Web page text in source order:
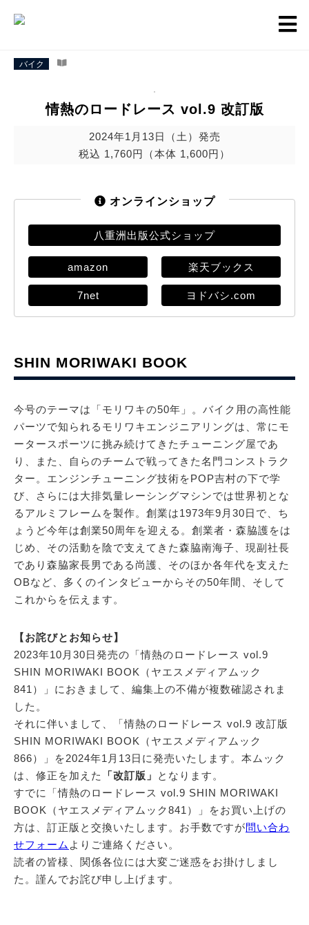
バイク
情熱のロードレース vol.9 改訂版
2024年1月13日（土）発売
税込 1,760円（本体 1,600円）
オンラインショップ
八重洲出版公式ショップ
amazon 楽天ブックス
7net ヨドバシ.com
SHIN MORIWAKI BOOK
今号のテーマは「モリワキの50年」。バイク用の高性能
パーツで知られるモリワキエンジニアリングは、常にモ
ータースポーツに挑み続けてきたチューニング屋であ
り、また、自らのチームで戦ってきた名門コンストラク
ター。エンジンチューニング技術をPOP吉村の下で学
び、さらには大排気量レーシングマシンでは世界初とな
るアルミフレームを製作。創業は1973年9月30日で、ち
ょうど今年は創業50周年を迎える。創業者・森脇護をは
じめ、その活動を陰で支えてきた森脇南海子、現副社長
であり森脇家長男である尚護、そのほか各年代を支えた
OBなど、多くのインタビューからその50年間、そして
これからを伝えます。
【お詫びとお知らせ】
2023年10月30日発売の「情熱のロードレース vol.9
SHIN MORIWAKI BOOK（ヤエスメディアムック
841）」におきまして、編集上の不備が複数確認されま
した。
それに伴いまして、「情熱のロードレース vol.9 改訂版
SHIN MORIWAKI BOOK（ヤエスメディアムック
866）」を2024年1月13日に発売いたします。本ムック
は、修正を加えた
「改訂版」
となります。
すでに「情熱のロードレース vol.9 SHIN MORIWAKI
BOOK（ヤエスメディアムック841）」をお買い上げの
方は、訂正版と交換いたします。お手数ですが問い合わ
せフォーム よりご連絡ください。
読者の皆様、関係各位には大変ご迷惑をお掛けしまし
た。謹んでお詫び申し上げます。